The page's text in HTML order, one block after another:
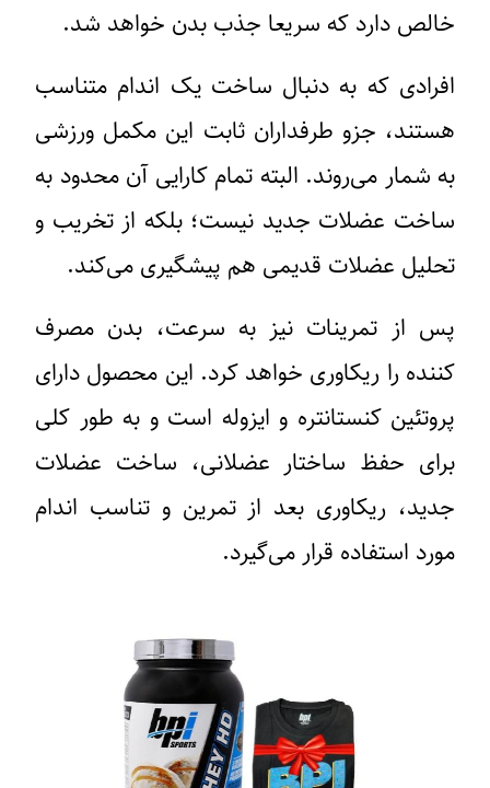
خالص دارد که سریعا جذب بدن خواهد شد.
افرادی که به دنبال ساخت یک اندام متناسب
هستند، جزو طرفداران ثابت این مکمل ورزشی
به شمار می‌روند. البته تمام کارایی‌ آن محدود به
ساخت عضلات جدید نیست؛ بلکه از تخریب و
تحلیل عضلات قدیمی هم پیشگیری می‌کند.
پس از تمرینات نیز به سرعت، بدن مصرف
کننده را ریکاوری خواهد کرد. این محصول دارای
پروتئین کنستانتره و ایزوله است و به طور کلی
برای حفظ ساختار عضلانی، ساخت عضلات
جدید، ریکاوری بعد از تمرین و تناسب اندام
مورد استفاده قرار می‌گیرد.